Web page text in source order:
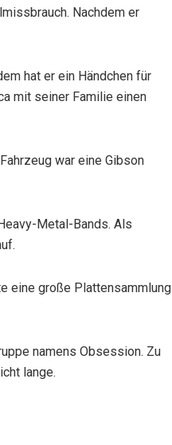
Nachdem er
hat er ein Händchen für
mit seiner Familie einen
war eine Gibson
Metal-Bands. Als
eine große Plattensammlung
namens Obsession. Zu
lange.